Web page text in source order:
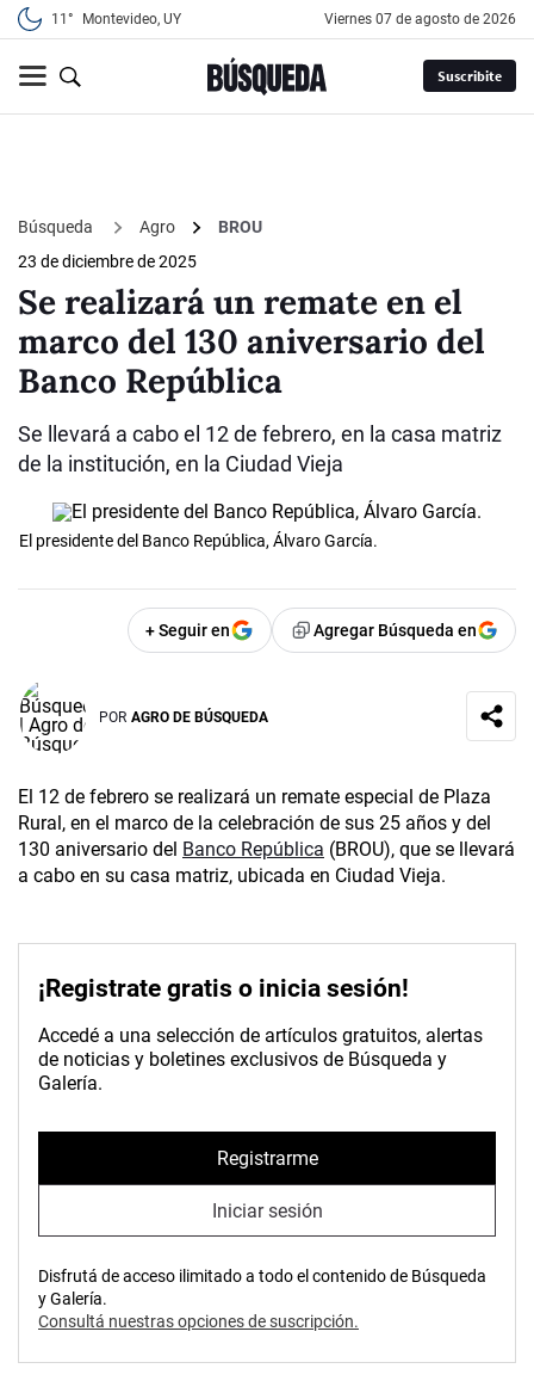
11° Montevideo, UY viernes 07 de agosto de 2026
Suscribite
Búsqueda Agro
BROU
23 de diciembre de 2025
Se realizará un remate en el
marco del 130 aniversario del
Banco República
Se llevará a cabo el 12 de febrero, en la casa matriz
de la institución, en la Ciudad Vieja
El presidente del Banco República, Álvaro García.
+ Seguir en Agregar Búsqueda en
POR AGRO DE BÚSQUEDA
El 12 de febrero se realizará un remate especial de Plaza
Rural, en el marco de la celebración de sus 25 años y del
130 aniversario del Banco República (BROU), que se llevará
a cabo en su casa matriz, ubicada en Ciudad Vieja.
¡Registrate gratis o inicia sesión!
Accedé a una selección de artículos gratuitos, alertas
de noticias y boletines exclusivos de Búsqueda y
Galería.
Registrarme
Iniciar sesión
Disfrutá de acceso ilimitado a todo el contenido de Búsqueda
y Galería.
Consultá nuestras opciones de suscripción.